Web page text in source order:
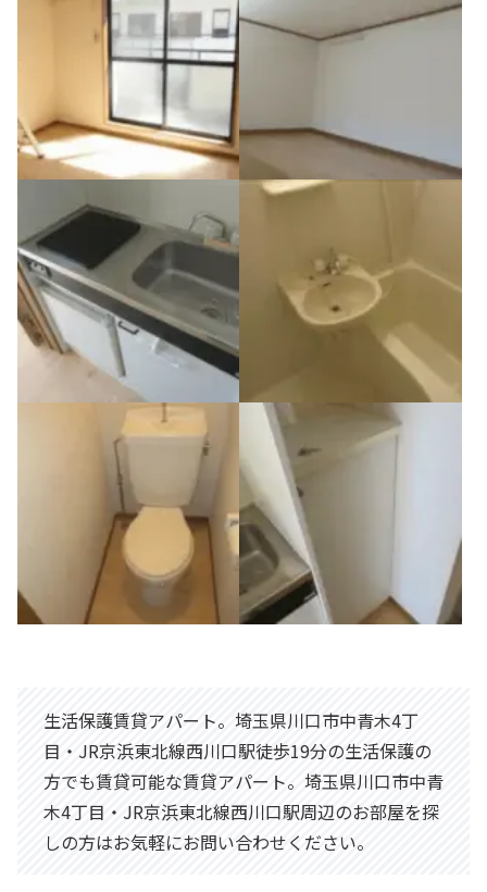
生活保護賃貸アパート。埼玉県川口市中青木4丁
目・JR京浜東北線西川口駅徒歩19分の生活保護の
方でも賃貸可能な賃貸アパート。埼玉県川口市中青
木4丁目・JR京浜東北線西川口駅周辺のお部屋を探
しの方はお気軽にお問い合わせください。